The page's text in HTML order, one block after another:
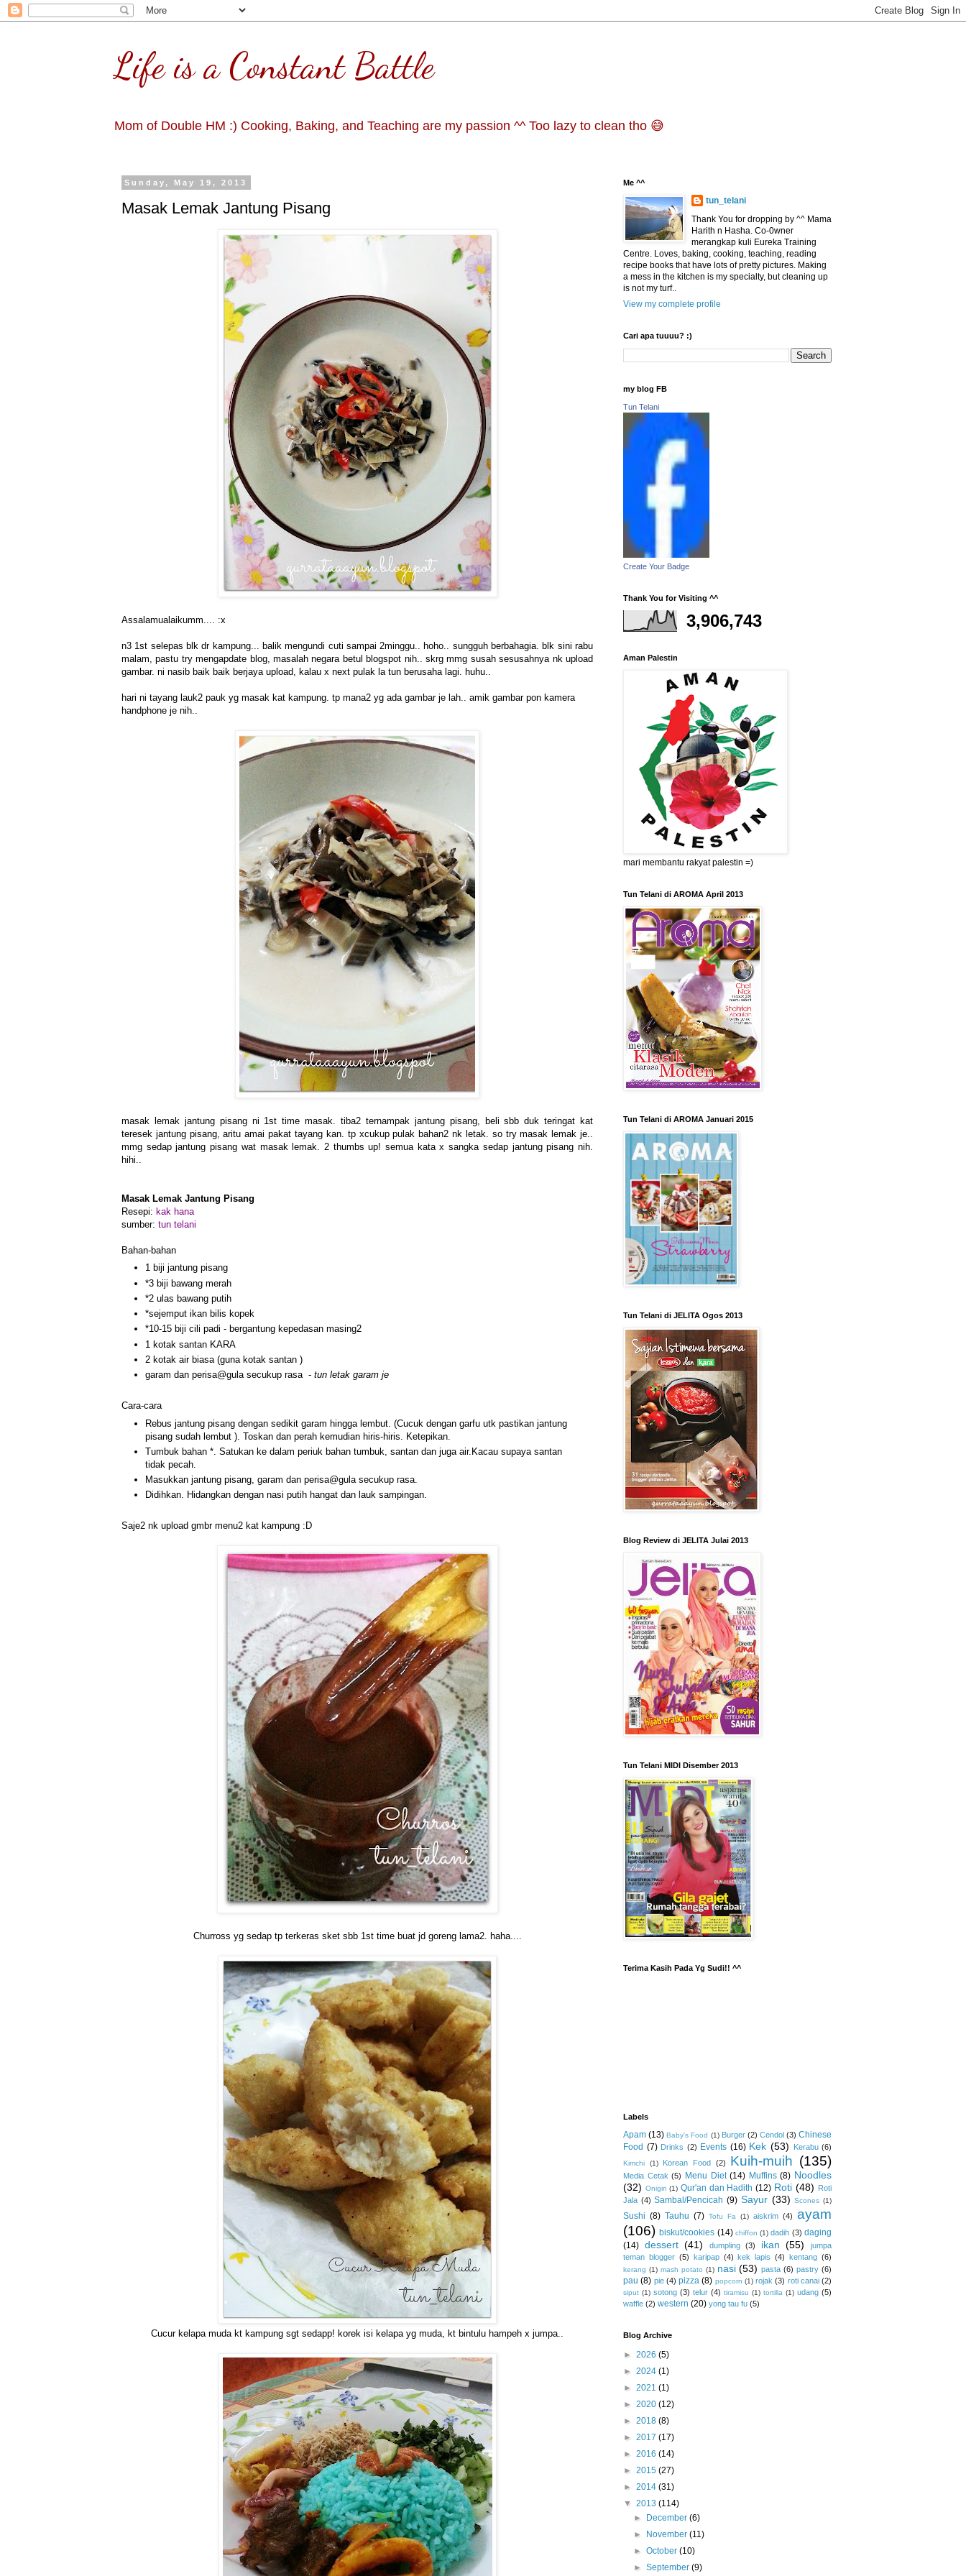
Life is a Constant Battle
Mom of Double HM :) Cooking, Baking, and Teaching are my passion ^^ Too lazy to clean tho 😅
Sunday, May 19, 2013
Masak Lemak Jantung Pisang
Assalamualaikumm.... :x
n3 1st selepas blk dr kampung... balik mengundi cuti sampai 2minggu.. hoho.. sungguh berbahagia. blk sini rabu
malam, pastu try mengapdate blog, masalah negara betul blogspot nih.. skrg mmg susah sesusahnya nk upload
gambar. ni nasib baik baik berjaya upload, kalau x next pulak la tun berusaha lagi. huhu..
hari ni tayang lauk2 pauk yg masak kat kampung. tp mana2 yg ada gambar je lah.. amik gambar pon kamera
handphone je nih..
masak lemak jantung pisang ni 1st time masak. tiba2 ternampak jantung pisang, beli sbb duk teringat kat
teresek jantung pisang, aritu amai pakat tayang kan. tp xcukup pulak bahan2 nk letak. so try masak lemak je..
mmg sedap jantung pisang wat masak lemak. 2 thumbs up! semua kata x sangka sedap jantung pisang nih.
hihi..
Masak Lemak Jantung Pisang
Resepi: kak hana
sumber: tun telani
Bahan-bahan
1 biji jantung pisang
*3 biji bawang merah
*2 ulas bawang putih
*sejemput ikan bilis kopek
*10-15 biji cili padi - bergantung kepedasan masing2
1 kotak santan KARA
2 kotak air biasa (guna kotak santan )
garam dan perisa@gula secukup rasa - tun letak garam je
Cara-cara
Rebus jantung pisang dengan sedikit garam hingga lembut. (Cucuk dengan garfu utk pastikan jantung
pisang sudah lembut ). Toskan dan perah kemudian hiris-hiris. Ketepikan.
Tumbuk bahan *. Satukan ke dalam periuk bahan tumbuk, santan dan juga air.Kacau supaya santan
tidak pecah.
Masukkan jantung pisang, garam dan perisa@gula secukup rasa.
Didihkan. Hidangkan dengan nasi putih hangat dan lauk sampingan.
Saje2 nk upload gmbr menu2 kat kampung :D
Churross yg sedap tp terkeras sket sbb 1st time buat jd goreng lama2. haha....
Cucur kelapa muda kt kampung sgt sedapp! korek isi kelapa yg muda, kt bintulu hampeh x jumpa..
Me ^^
tun_telani
Thank You for dropping by ^^ Mama
Harith n Hasha. Co-0wner
merangkap kuli Eureka Training
Centre. Loves, baking, cooking, teaching, reading
recipe books that have lots of pretty pictures. Making
a mess in the kitchen is my specialty, but cleaning up
is not my turf..
View my complete profile
Cari apa tuuuu? :)
my blog FB
Tun Telani
Create Your Badge
Thank You for Visiting ^^
3,906,743
Aman Palestin
mari membantu rakyat palestin =)
Tun Telani di AROMA April 2013
Tun Telani di AROMA Januari 2015
Tun Telani di JELITA Ogos 2013
Blog Review di JELITA Julai 2013
Tun Telani MIDI Disember 2013
Terima Kasih Pada Yg Sudi!! ^^
Labels
Apam (13) Baby's Food (1) Burger (2) Cendol (3) Chinese
Food (7) Drinks (2) Events (16) Kek (53) Kerabu (6)
Kimchi (1) Korean Food (2) Kuih-muih (135)
Media Cetak (5) Menu Diet (14) Muffins (8) Noodles
(32) Onigiri (1) Qur'an dan Hadith (12) Roti (48) Roti
Jala (4) Sambal/Pencicah (9) Sayur (33) Scones (1)
Sushi (8) Tauhu (7) Tofu Fa (1) aiskrim (4) ayam
(106) biskut/cookies (14) chiffon (1) dadih (3) daging
(14) dessert (41) dumpling (3) ikan (55)
jumpa
teman blogger (5) karipap (4) kek lapis (4) kentang (6)
kerang (1) mash potato (1) nasi (53) pasta (6) pastry (6)
pau (8) pie (4) pizza (8) popcorn (1) rojak (3) roti canai (2)
siput (1) sotong (3) telur (4) tiramisu (1) tortilla (1) udang (5)
waffle (2) western (20) yong tau fu (5)
Blog Archive
► 2026 (5)
► 2024 (1)
► 2021 (1)
► 2020 (12)
► 2018 (8)
► 2017 (17)
► 2016 (14)
► 2015 (27)
► 2014 (31)
▼ 2013 (114)
►
December(6)
►
November(11)
►October(10)
►September(9)